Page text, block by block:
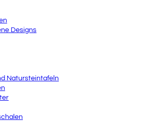
Designs
Natursteintafeln